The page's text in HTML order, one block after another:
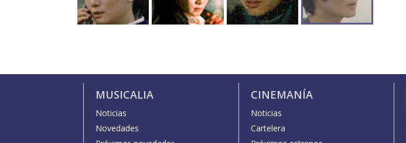
MUSICALIA
Noticias
Novedades
CINEMANÍA
Noticias
Cartelera